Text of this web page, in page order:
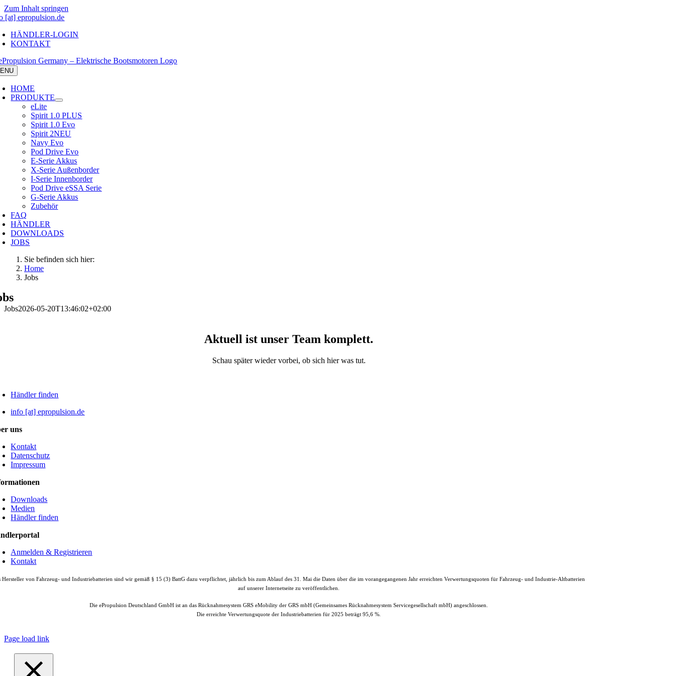
Zum Inhalt springen
[at] epropulsion.de
HÄNDLER-LOGIN
KONTAKT
HOME
PRODUKTE
eLite
Spirit 1.0 PLUS
Spirit 1.0 Evo
Spirit 2NEU
Navy Evo
Pod Drive Evo
E-Serie Akkus
X-Serie Außenborder
I-Serie Innenborder
Pod Drive eSSA Serie
G-Serie Akkus
Zubehör
FAQ
HÄNDLER
DOWNLOADS
JOBS
Sie befinden sich hier:
Home
Jobs
Jobs2026-05-20T13:46:02+02:00
Aktuell ist unser Team komplett.
Schau später wieder vorbei, ob sich hier was tut.
Händler finden
info [at] epropulsion.de
uns
Kontakt
Datenschutz
Impressum
Downloads
Medien
Händler finden
Anmelden & Registrieren
Kontakt
Hersteller von Fahrzeug- und Industriebatterien sind wir gemäß § 15 (3) BattG dazu verpflichtet, jährlich bis zum Ablauf des 31. Mai die Daten über die im vorangegangenen Jahr erreichten Verwertungsquoten für Fahrzeug- und Industrie-Altbatterien
auf unserer Internetseite zu veröffentlichen.
Die ePropulsion Deutschland GmbH ist an das Rücknahmesystem GRS eMobility der GRS mbH (Gemeinsames Rücknahmesystem Servicegesellschaft mbH) angeschlossen.
Die erreichte Verwertungsquote der Industriebatterien für 2025 beträgt 95,6 %.
Page load link